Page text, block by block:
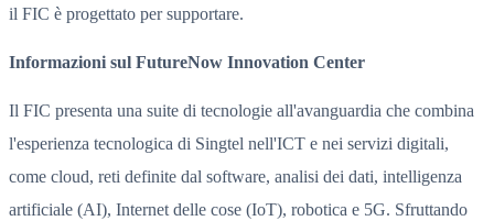
il FIC è progettato per supportare.
Informazioni sul FutureNow Innovation Center
Il FIC presenta una suite di tecnologie all'avanguardia che combina
l'esperienza tecnologica di Singtel nell'ICT e nei servizi digitali,
come cloud, reti definite dal software, analisi dei dati, intelligenza
artificiale (AI), Internet delle cose (IoT), robotica e 5G. Sfruttando